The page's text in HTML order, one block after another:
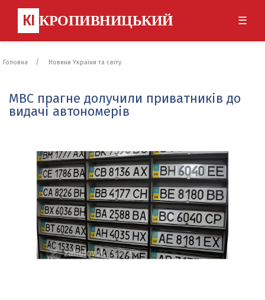
КІ КРОПИВНИЦЬКИЙ ☰
Головна Новини України та світу
МВС прагне долучили приватників до
видачі автономерів